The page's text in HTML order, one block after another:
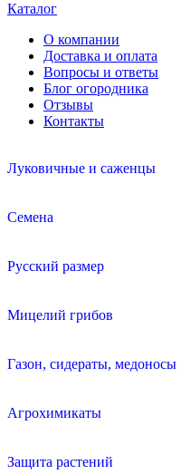
Каталог
О компании
Доставка и оплата
Вопросы и ответы
Блог огородника
Отзывы
Контакты
Луковичные и саженцы
Семена
Русский размер
Мицелий грибов
Газон, сидераты, медоносы
Агрохимикаты
Защита растений